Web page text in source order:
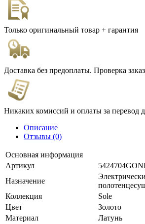
Только оригинальный товар + гарантия
Доставка без предоплаты. Проверка
Никаких комиссий и оплаты за перевод
Описание
Отзывы (0)
Основная информация
Артикул
Назначение
Коллекция
Sole
Цвет
Золото
Материал
Латунь